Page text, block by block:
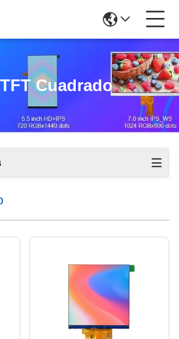
Cuadrado